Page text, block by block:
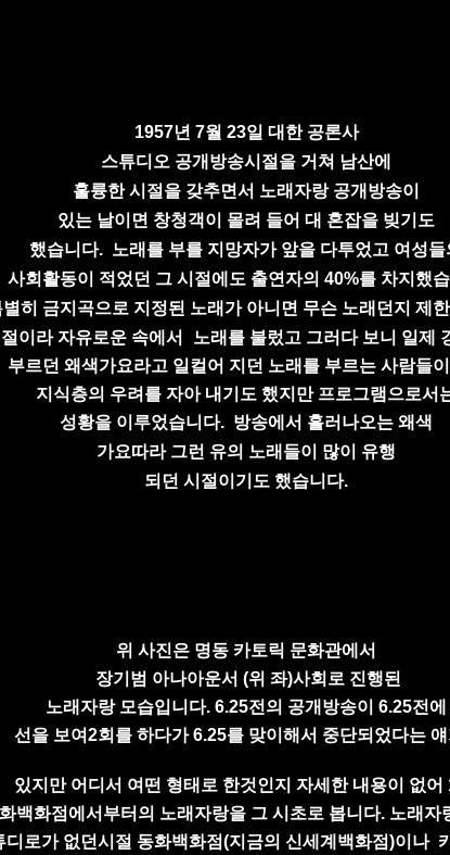
1957년 7월 23일 대한 공론사
스튜디오 공개방송시절을 거쳐 남산에
훌륭한시절을 갖추면서 노래자랑 공개방송이
있는 날이면 창청객이 몰려 들어 대 혼잡을 빚기도
했습니다. 노래를 부를 지망자가 앞을 다투었고 여성들
사회활동이 적었던 그 시절에도 출연자의 40%를 차지했
히 금지곡으로 지정된 노래가 아니면 무슨 노래던지 제
이라 자유로운 속에서
노래를 불렀고 그러다 보니 일제
부르던 왜색가요라고 일컬어 지던 노래를 부르는 사람들
지식층의 우려를 자아 내기도 했지만 프로그램으로서
성황을 이루었습니다. 방송에서 흘러나오는 왜색
가요따라 그런 유의 노래 들이 많이 유행
되던 시절이기도 했습니다.
위 사진은 명동 카토릭 문화관에서
장기범 아나아운서 (위 좌)사회로 진행된
노래자랑모습입니다. 6.25전의 공개방송이 6.25전에
선을 보여2회를 하다가 6.25를 맞이해서 중단되었다는
있지만 어디서 여떤 형태로 한것인지 자세한 내용이 없어
백화점에서부터의 노래자랑을 그 시초로 봅니다. 노래자
디로가 없던시절 동화백화점(지금의 신세계 백화점)이나